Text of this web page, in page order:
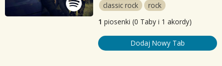
classic rock
rock
1 piosenki (0 Taby i 1 akordy)
Dodaj Nowy Tab